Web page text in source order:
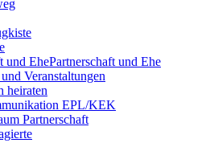
Partnerschaft und Ehe
Veranstaltungen
heiraten
EPL/KEK
Partnerschaft